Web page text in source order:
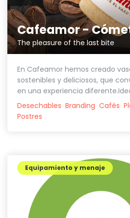
Cafeamor -
The pleasure of the last bite
En Cafeamor hemos creado
sostenibles y deliciosos, que
en una experiencia
Desechables Branding Cafés
Postres
Equipamiento y menaje